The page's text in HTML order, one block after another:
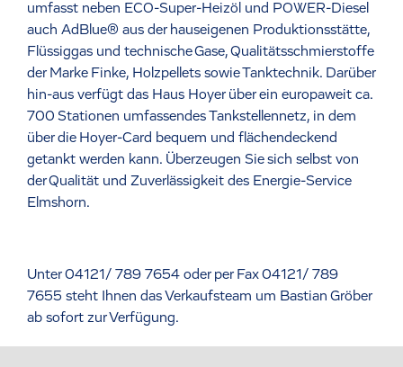
umfasst neben ECO-Super-Heizöl und POWER-Diesel
auch AdBlue® aus der hauseigenen Produktionsstätte,
Flüssiggas und technische Gase, Qualitätsschmierstoffe
der Marke Finke, Holzpellets sowie Tanktechnik. Darüber
hin-aus verfügt das Haus Hoyer über ein europaweit ca.
700 Stationen umfassendes Tankstellennetz, in dem
über die Hoyer-Card bequem und flächendeckend
getankt werden kann. Überzeugen Sie sich selbst von
der Qualität und Zuverlässigkeit des Energie-Service
Elmshorn.
Unter 04121/ 789 7654 oder per Fax 04121/ 789
7655 steht Ihnen das Verkaufsteam um Bastian Gröber
ab sofort zur Verfügung.